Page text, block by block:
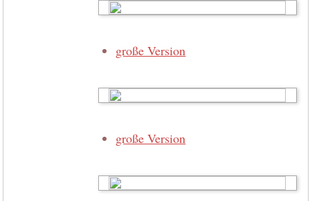
große Version
große Version